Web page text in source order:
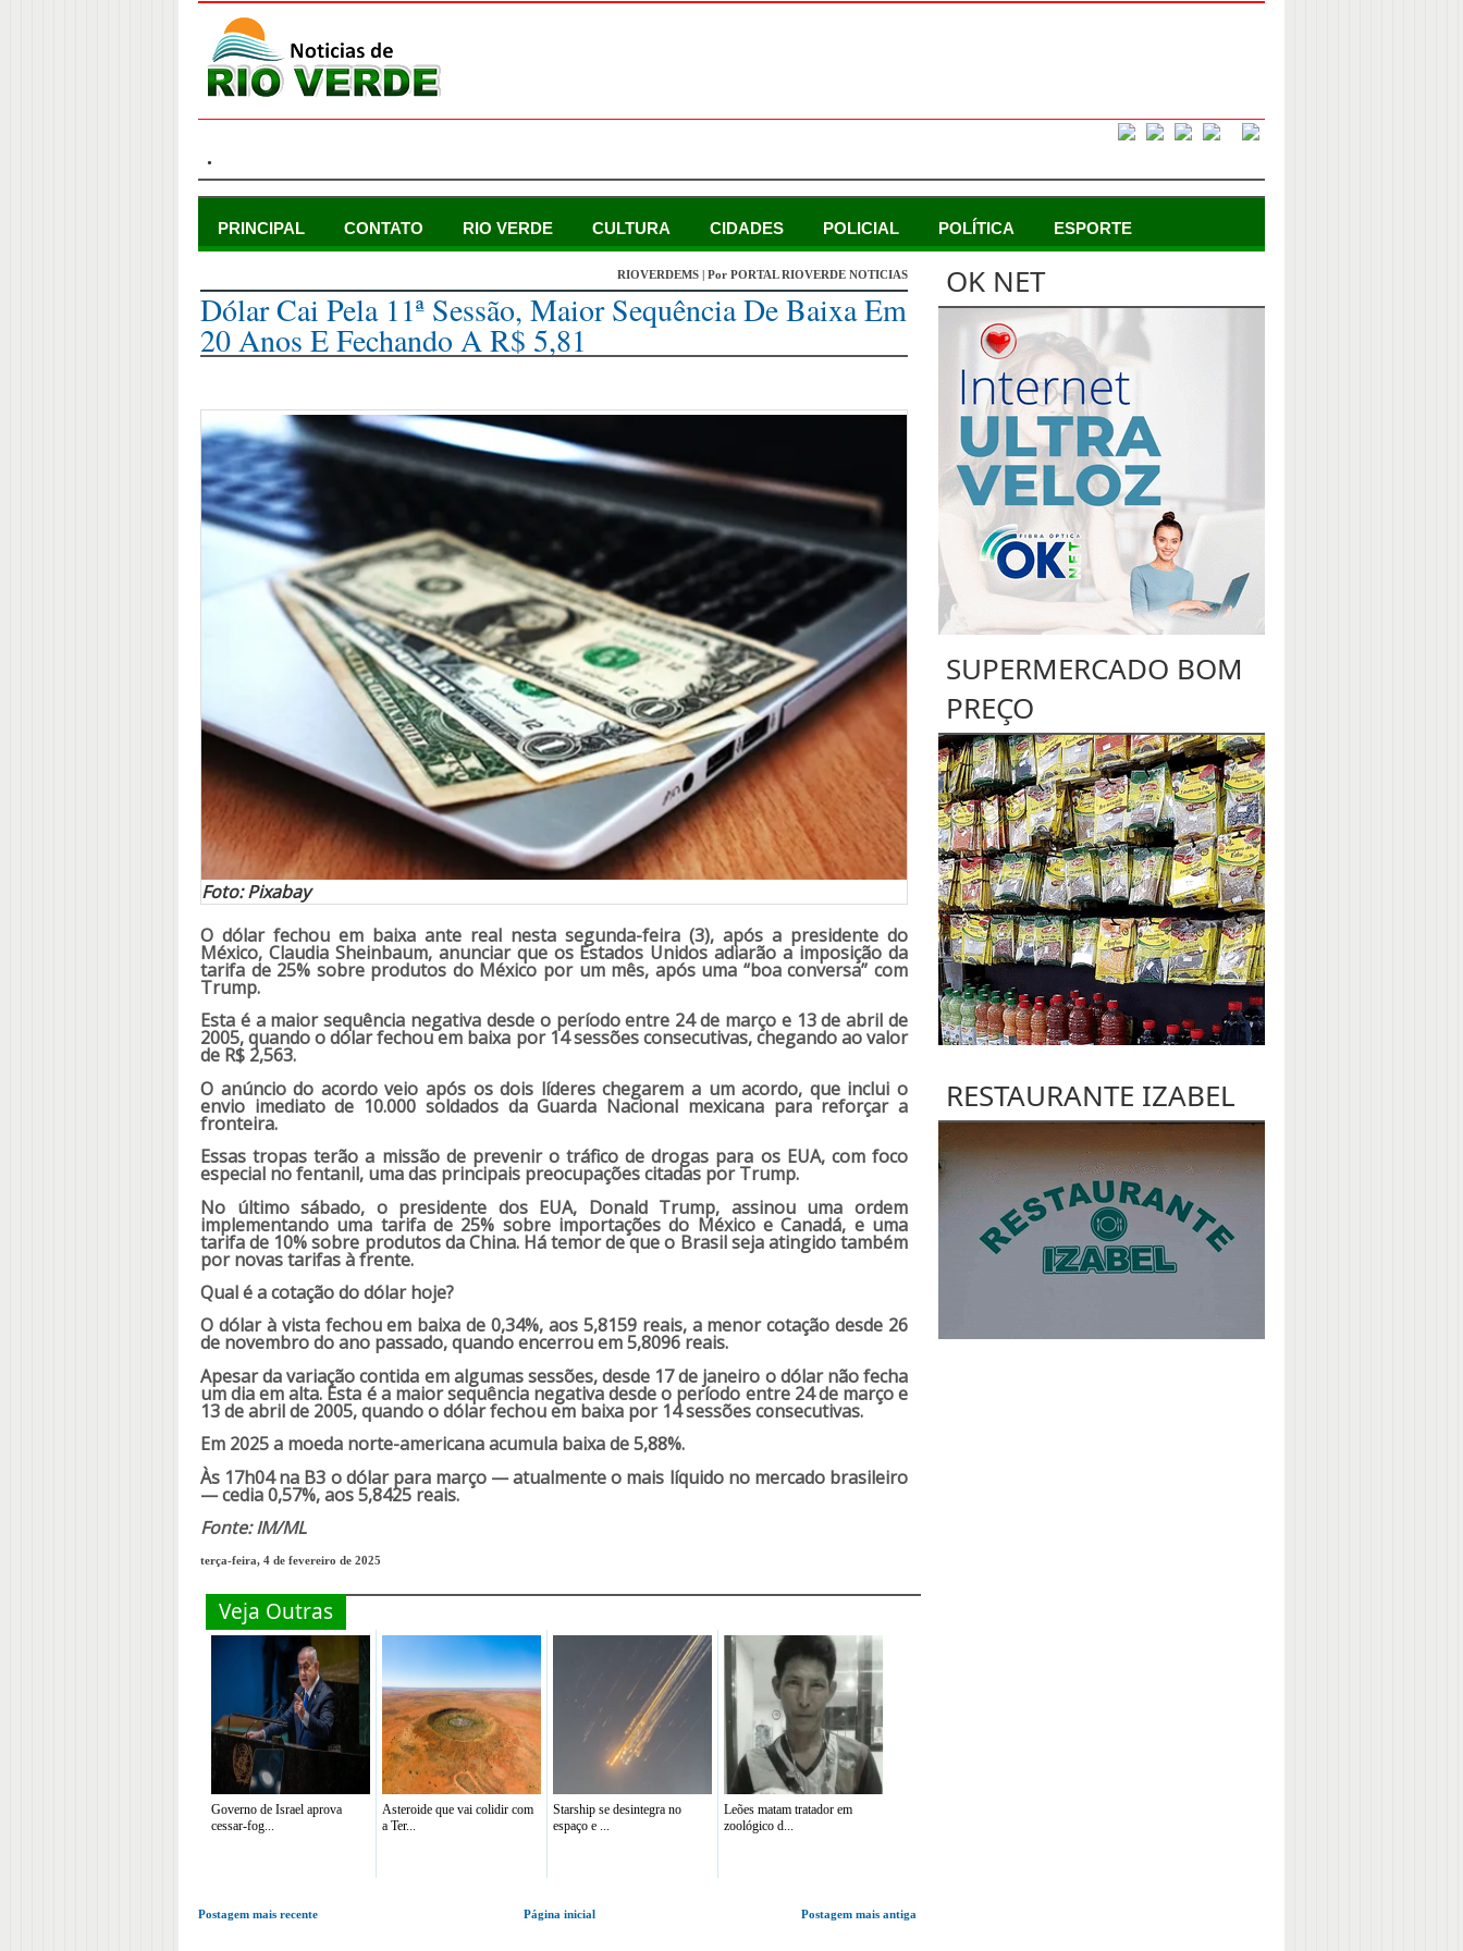
.
PRINCIPAL CONTATO RIO VERDE CULTURA CIDADES POLICIAL POLÍTICA ESPORTE
RIOVERDEMS | Por PORTAL RIOVERDE NOTICIAS
Dólar Cai Pela 11ª Sessão, Maior Sequência De Baixa Em
20 Anos E Fechando A R$ 5,81
Foto: Pixabay
O dólar fechou em baixa ante real nesta segunda-feira (3), após a presidente do
México, Claudia Sheinbaum, anunciar que os Estados Unidos adiarão a imposição da
tarifa de 25% sobre produtos do México por um mês, após uma “boa conversa” com
Trump.
Esta é a maior sequência negativa desde o período entre 24 de março e 13 de abril de
2005, quando o dólar fechou em baixa por 14 sessões consecutivas, chegando ao valor
de R$ 2,563.
O anúncio do acordo veio após os dois líderes chegarem a um acordo, que inclui o
envio imediato de 10.000 soldados da Guarda Nacional mexicana para reforçar a
fronteira.
Essas tropas terão a missão de prevenir o tráfico de drogas para os EUA, com foco
especial no fentanil, uma das principais preocupações citadas por Trump.
No último sábado, o presidente dos EUA, Donald Trump, assinou uma ordem
implementando uma tarifa de 25% sobre importações do México e Canadá, e uma
tarifa de 10% sobre produtos da China. Há temor de que o Brasil seja atingido também
por novas tarifas à frente.
Qual é a cotação do dólar hoje?
O dólar à vista fechou em baixa de 0,34%, aos 5,8159 reais, a menor cotação desde 26
de novembro do ano passado, quando encerrou em 5,8096 reais.
Apesar da variação contida em algumas sessões, desde 17 de janeiro o dólar não fecha
um dia em alta. Esta é a maior sequência negativa desde o período entre 24 de março e
13 de abril de 2005, quando o dólar fechou em baixa por 14 sessões consecutivas.
Em 2025 a moeda norte-americana acumula baixa de 5,88%.
Às 17h04 na B3 o dólar para março — atualmente o mais líquido no mercado brasileiro
— cedia 0,57%, aos 5,8425 reais.
Fonte: IM/ML
terça-feira, 4 de fevereiro de 2025
Veja Outras
Governo de Israel aprova
cessar-fog...
Asteroide que vai colidir com
a Ter...
Starship se desintegra no
espaço e ...
Leões matam tratador em
zoológico d...
Postagem mais recente Postagem mais antiga
Página inicial
OK NET
SUPERMERCADO BOM
PREÇO
RESTAURANTE IZABEL